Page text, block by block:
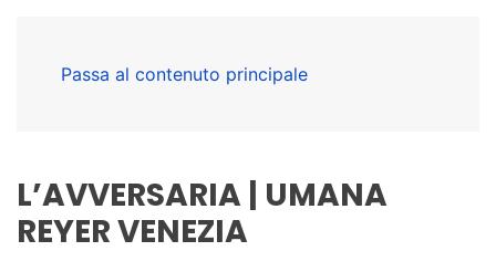
Passa al contenuto principale
L’AVVERSARIA | UMANA
REYER VENEZIA